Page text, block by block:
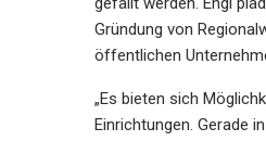
Gründung von
öffentlichen
„Es bieten sich
Einrichtungen. Gerade